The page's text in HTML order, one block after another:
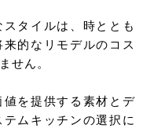
タイルは、時ととも
的なリモデルのコス
せん。
を提供する素材とデ
ムキッチンの選択に